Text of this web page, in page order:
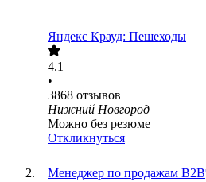
Яндекс Крауд: Пешеходы
4.1
•
3868 отзывов
Нижний Новгород
Можно без резюме
Откликнуться
Менеджер по продажам B2B